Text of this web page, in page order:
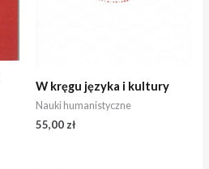
W kręgu języka i kultury
Nauki humanistyczne
55,00 zł